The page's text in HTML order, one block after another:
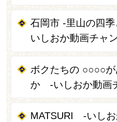
石岡市 -里山の四
いしおか動画チャ
ボクたちの ○○○○
か -いしおか動画
MATSURI -いしお